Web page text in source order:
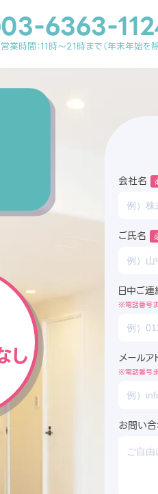
03-6363-
営業時間：11時～21時まで（年末年始を
し
会社名
ご氏名
日中ご
※電話番号ま
メールア
※電話番号ま
お問い